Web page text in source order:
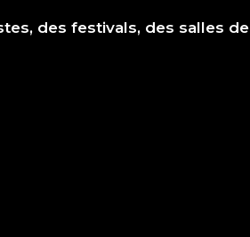
des festivals, des salles de